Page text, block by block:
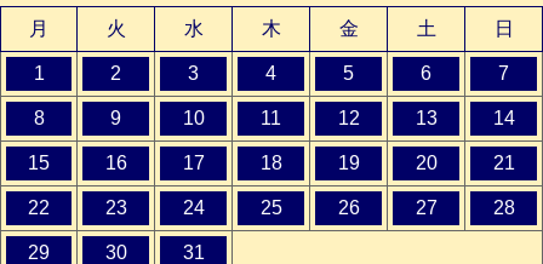
月
火 水 木 金 土 日
1 2 3 4 5 6 7
8 9 10 11 12 13 14
15 16 17 18 19 20 21
22 23 24 25 26 27 28
29 30 31